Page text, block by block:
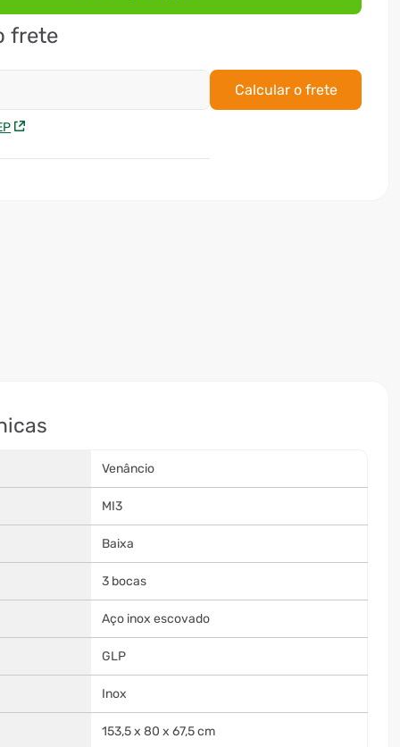
frete
Calcular o frete
Venâncio
MI3
Baixa
3 bocas
Aço inox escovado
GLP
Inox
153,5 x 80 x 67,5 cm